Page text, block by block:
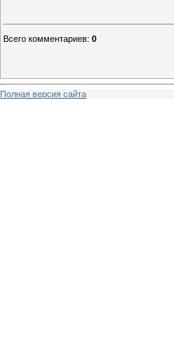
Всего комментариев: 0
Полная версия сайта